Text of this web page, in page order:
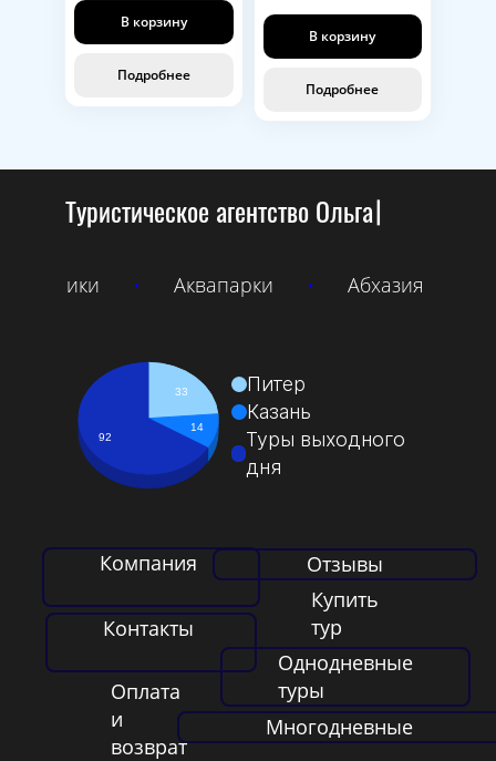
В корзину
Подробнее
В корзину
Подробнее
Туристич
Абхазия Речные круизы
33
14
92
Питер
Казань
Туры выходного
дня
Компания
Контакты
Оплата
и
возврат
Отзывы
Купить
тур
Однодневные
туры
Многодневные